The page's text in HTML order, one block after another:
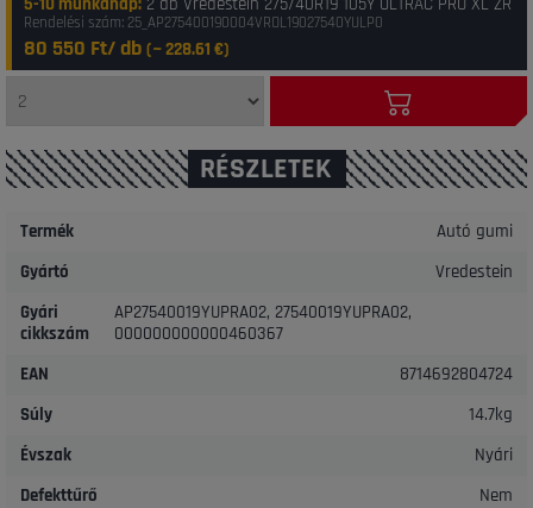
Rendelési szám: 25_AP275400190004VROL19027540YULP0
80 550 Ft/ db (~228.61 €)
RÉSZLETEK
Termék
Autó gumi
Gyártó
Vredestein
Gyári
cikkszám
AP27540019YUPRA02, 27540019YUPRA02,
000000000000460367
EAN
8714692804724
Súly
14.7kg
Évszak
Nyári
Defekttűrő
Nem